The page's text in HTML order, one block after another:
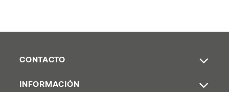
CONTACTO
INFORMACIÓN